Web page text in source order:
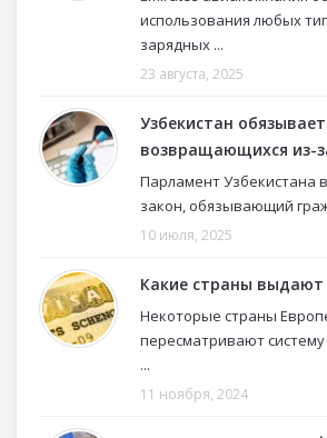
использования любых
зарядных ...
23 августа, 2025
Узбекистан обязывает
возвращающихся из-
Парламент Узбекистана
закон, обязывающий
10 июля, 2025
Какие страны выдают
Некоторые страны
пересматривают
...
11 ноября, 2024